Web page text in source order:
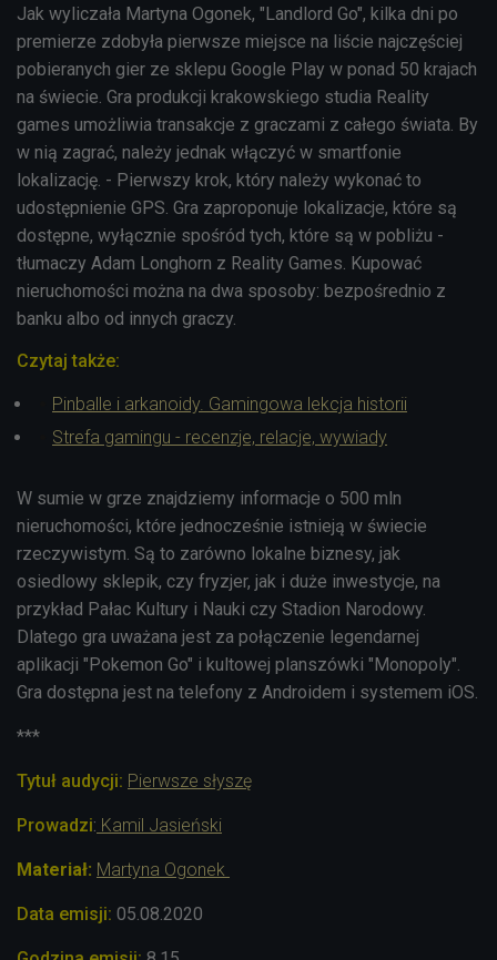
Jak wyliczała Martyna Ogonek, "Landlord Go", kilka dni po
premierze zdobyła pierwsze miejsce na liście najczęściej
pobieranych gier ze sklepu Google Play w ponad 50 krajach
na świecie. Gra produkcji krakowskiego studia Reality
games umożliwia transakcje z graczami z całego świata. By
w nią zagrać, należy jednak włączyć w smartfonie
lokalizację. - Pierwszy krok, który należy wykonać to
udostępnienie GPS. Gra zaproponuje lokalizacje, które są
dostępne, wyłącznie spośród tych, które są w pobliżu -
tłumaczy Adam Longhorn z Reality Games. Kupować
nieruchomości można na dwa sposoby: bezpośrednio z
banku albo od innych graczy.
Czytaj także:
Pinballe i arkanoidy. Gamingowa lekcja historii
Strefa gamingu - recenzje, relacje, wywiady
W sumie w grze znajdziemy informacje o 500 mln
nieruchomości, które jednocześnie istnieją w świecie
rzeczywistym. Są to zarówno lokalne biznesy, jak
osiedlowy sklepik, czy fryzjer, jak i duże inwestycje, na
przykład Pałac Kultury i Nauki czy Stadion Narodowy.
Dlatego gra uważana jest za połączenie legendarnej
aplikacji "Pokemon Go" i kultowej planszówki "Monopoly".
Gra dostępna jest na telefony z Androidem i systemem iOS.
***
Tytuł audycji: Pierwsze słyszę
Prowadzi: Kamil Jasieński
Materiał: Martyna Ogonek
Data emisji: 05.08.2020